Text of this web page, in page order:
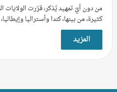
من دون أيّ تمهيد يُذكر، قرّرت الولايات
كثيرة، من بينها، كندا وأستراليا
المزيد